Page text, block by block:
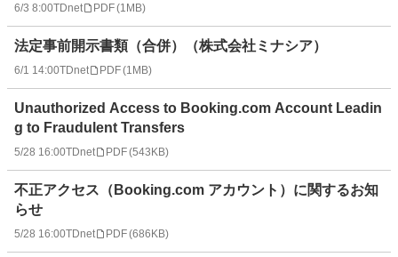
6/3 8:00TDnet PDF(1MB)
法定事前開示書類（合併）（株式会社ミナシア）
6/1 14:00TDnet PDF(1MB)
Unauthorized Access to Booking.com Account Leadin
g to Fraudulent Transfers
5/28 16:00TDnet PDF(543KB)
不正アクセス（Booking.com アカウント）に関するお知
らせ
5/28 16:00TDnet PDF(686KB)